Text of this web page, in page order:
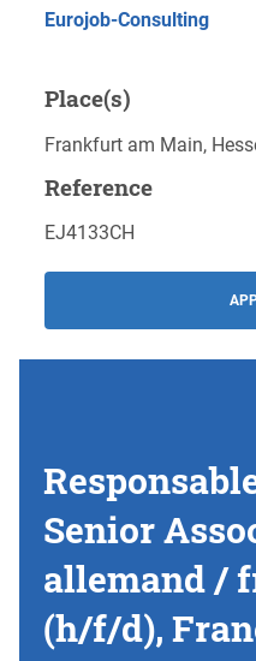
Eurojob-Consulting
Place(s)
Frankfurt am Main,
Reference
EJ4133CH
Senior
allemand /
(h/f/d),